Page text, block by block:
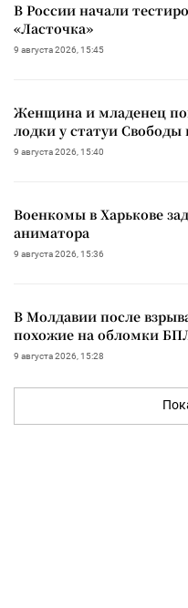
В России начали
«Ласточка»
9 августа 2026, 15:45
Женщина и младенец
лодки у статуи
9 августа 2026, 15:40
Военкомы в Харькове
аниматора
9 августа 2026, 15:36
В Молдавии после
похожие на обломки
9 августа 2026, 15:28